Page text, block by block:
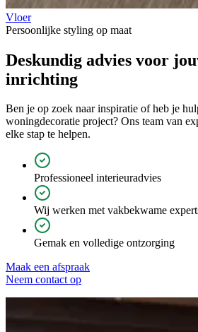
Vloer
Persoonlijke styling op maat
Deskundig advies voor
inrichting
Ben je op zoek naar inspiratie of heb je
woningdecoratie project? Ons team van
elke stap te helpen.
Professioneel interieuradvies
Wij werken met vakbekwame
Gemak en volledige ontzorging
Maak een afspraak
Neem contact op